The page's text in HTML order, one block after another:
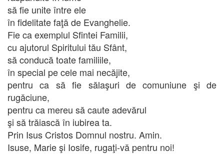
să fie unite între ele
în fidelitate faţă de Evanghelie.
Fie ca exemplul Sfintei Familii,
cu ajutorul Spiritului tău Sfânt,
să conducă toate familiile,
în special pe cele mai necăjite,
pentru ca să fie sălaşuri de comuniune şi de
rugăciune,
pentru ca mereu să caute adevărul
şi să trăiască în iubirea ta.
Prin Isus Cristos Domnul nostru. Amin.
Isuse, Marie şi Iosife, rugaţi-vă pentru noi!